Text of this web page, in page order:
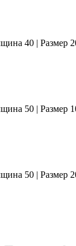
40 | Размер
50 | Размер
50 | Размер